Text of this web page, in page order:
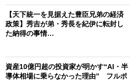
【天下統一を見据えた豊臣兄弟の経済
政策】秀吉が弟・秀長を紀伊に転封し
た納得の事情…
資産10億円超の投資家が明かす“AI・半
導体相場に乗らなかった理由” フルポ